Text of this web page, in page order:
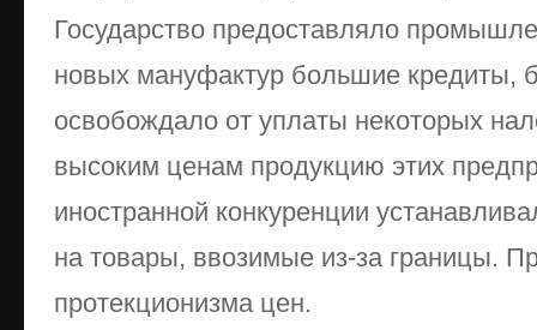
Государство предоставляло
новых мануфактур большие кредиты,
освобождало от уплаты некоторых
высоким ценам продукцию этих
иностранной конкуренции
на товары, ввозимые из-за границы.
протекционизма цен.